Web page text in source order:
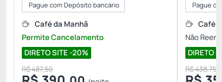
Pague com Depósito bancário
DIRETO SITE -20%
Café da Manhã
Permite Cancelamento
R$ 487,50
Pague
DIRETO
Café
Não
R$ 438,75